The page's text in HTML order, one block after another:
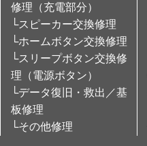
修理（充電部分）
└スピーカー交換修理
└ホームボタン交換修理
└スリープボタン交換修
理（電源ボタン）
└データ復旧・救出／基
板修理
└その他修理